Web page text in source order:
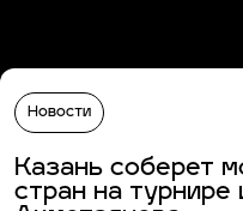
Новости
Казань соберет
стран на